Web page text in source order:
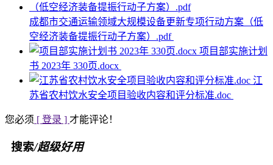
成都市交通运输领域大规模设备更新专项行动方案（低
空经济装备提振行动子方案）.pdf
项目部实施计划
书 2023年 330页.docx
江
苏省农村饮水安全项目验收内容和评分标准.doc
您必须 [ 登录 ] 才能评论！
搜索/超级好用